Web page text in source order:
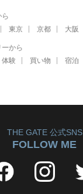
ら
東京 京都 大阪
ーから
体験 買い物 宿泊
THE GATE 公式SNS
FOLLOW ME